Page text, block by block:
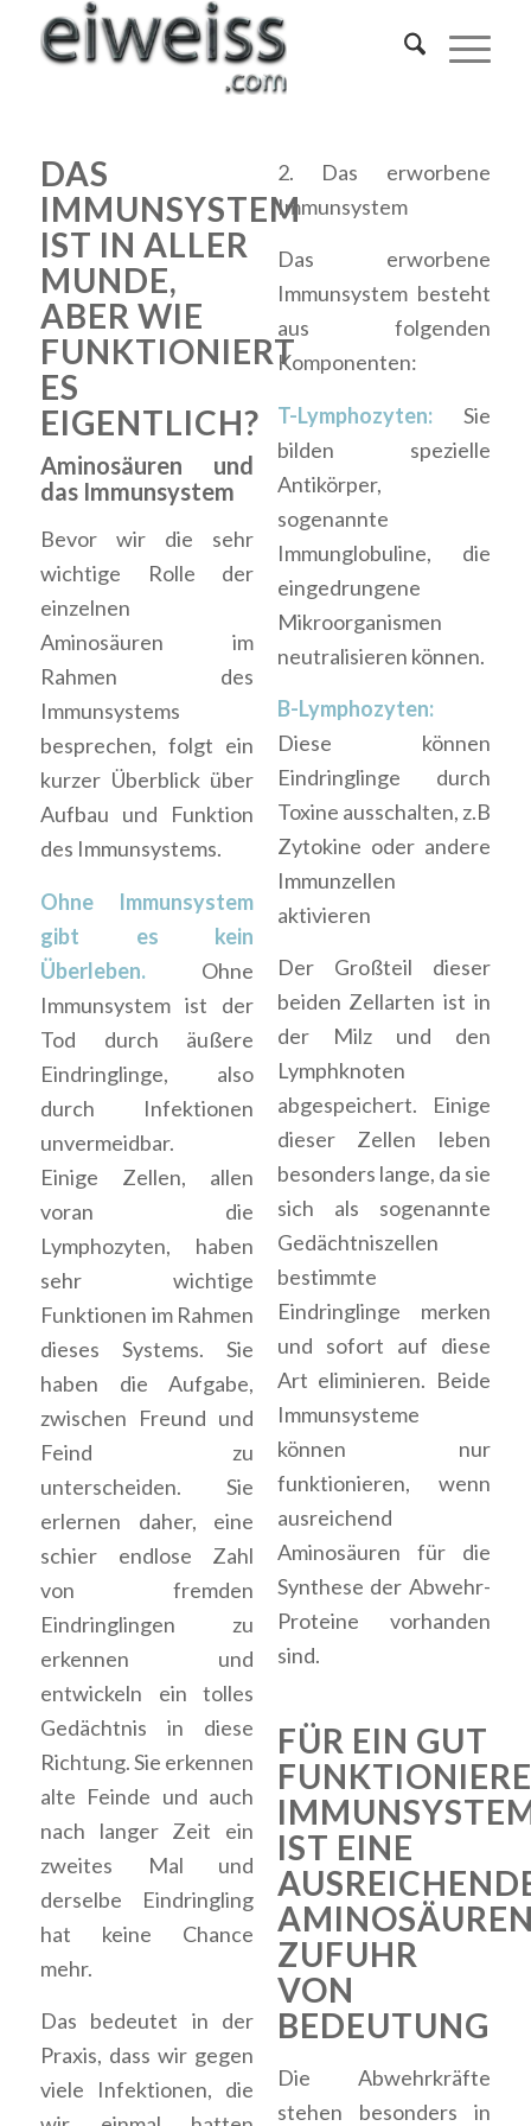
DAS
IMMUNSYSTEM
IST IN ALLER
MUNDE,
ABER WIE
FUNKTIONIERT
ES
EIGENTLICH?
Aminosäuren und
das Immunsystem
Bevor wir die sehr
wichtige Rolle der
einzelnen
Aminosäuren im
Rahmen des
Immunsystems
besprechen, folgt ein
kurzer Überblick über
Aufbau und Funktion
des Immunsystems.
Ohne Immunsystem
gibt es kein
Überleben. Ohne
Immunsystem ist der
Tod durch äußere
Eindringlinge, also
durch Infektionen
unvermeidbar.
Einige Zellen, allen
voran die
Lymphozyten, haben
sehr wichtige
Funktionen im Rahmen
dieses Systems. Sie
haben die Aufgabe,
zwischen Freund und
Feind zu
unterscheiden. Sie
erlernen daher, eine
schier endlose Zahl
von fremden
Eindringlingen zu
erkennen und
entwickeln ein tolles
Gedächtnis in diese
Richtung. Sie erkennen
alte Feinde und auch
nach langer Zeit ein
zweites Mal und
derselbe Eindringling
hat keine Chance
mehr.
Das bedeutet in der
Praxis, dass wir gegen
viele Infektionen, die
2. Das erworbene
Immunsystem
Das erworbene
Immunsystem besteht
aus folgenden
Komponenten:
T-Lymphozyten:Sie
bilden spezielle
Antikörper,
sogenannte
Immunglobuline, die
eingedrungene
Mikroorganismen
neutralisieren können.
B-Lymphozyten:
Diese können
Eindringlinge durch
Toxine ausschalten, z.B
Zytokine oder andere
Immunzellen
aktivieren
Der Großteil dieser
beiden Zellarten ist in
der Milz und den
Lymphknoten
abgespeichert. Einige
dieser Zellen leben
besonders lange, da sie
sich als sogenannte
Gedächtniszellen
bestimmte
Eindringlinge merken
und sofort auf diese
Art eliminieren. Beide
Immunsysteme
können nur
funktionieren, wenn
ausreichend
Aminosäuren für die
Synthese der Abwehr-
Proteine vorhanden
sind.
FÜR EIN GUT
IST EINE
ZUFUHR
VON
BEDEUTUNG
Die Abwehrkräfte
stehen besonders in